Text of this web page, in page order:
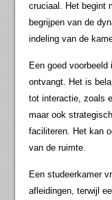
cruciaal. Het begint
begrijpen van de
indeling van de
Een goed
ontvangt. Het is
tot interactie, zoals
maar ook
faciliteren. Het kan
van de ruimte.
Een studeerkamer
afleidingen, terwijl